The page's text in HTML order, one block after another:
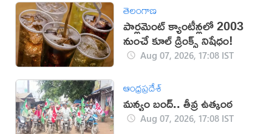
తెలంగాణ
పార్లమెంట్ క్యాంటీన్లలో 2003
నుంచే కూల్ డ్రింక్స్ నిషేధం!
Aug 07, 2026, 17:08 IST
ఆంధ్రప్రదేశ్
మన్యం బంద్.. తీవ్ర ఉత్కంఠ
Aug 07, 2026, 17:08 IST